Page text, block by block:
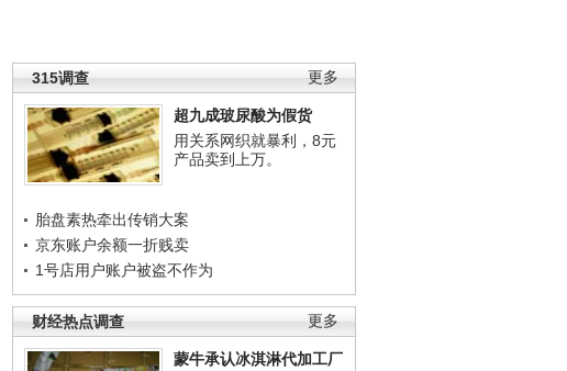
更多
315调查
超九成玻尿酸为假货
用关系网织就暴利，8元
产品卖到上万。
胎盘素热牵出传销大案
京东账户余额一折贱卖
1号店用户账户被盗不作为
更多
财经热点调查
蒙牛承认冰淇淋代加工厂